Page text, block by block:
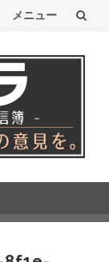
メニュー